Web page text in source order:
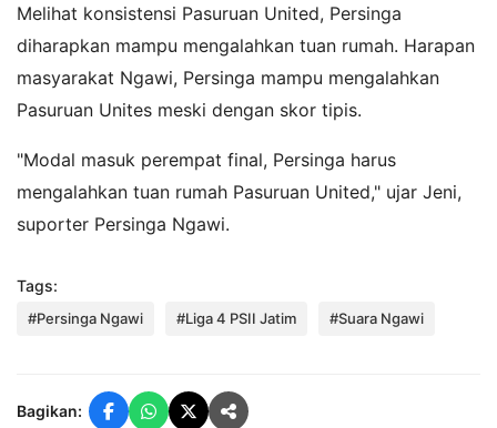
Melihat konsistensi Pasuruan United, Persinga
diharapkan mampu mengalahkan tuan rumah. Harapan
masyarakat Ngawi, Persinga mampu mengalahkan
Pasuruan Unites meski dengan skor tipis.
"Modal masuk perempat final, Persinga harus
mengalahkan tuan rumah Pasuruan United," ujar Jeni,
suporter Persinga Ngawi.
Tags:
#Persinga Ngawi #Liga 4 PSII Jatim #Suara Ngawi
Bagikan: